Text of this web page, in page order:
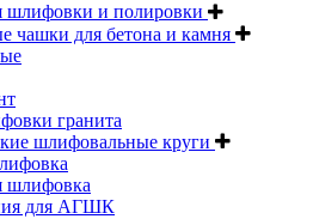
шлифовки и полировки
чашки для бетона и камня
гранита
шлифовальные круги
шлифовка
для АГШК